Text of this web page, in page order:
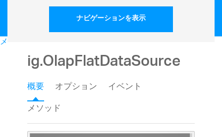
メニュー
マイ アカウント
開発
UX
BIツール
サービス
リソース
ご購入
ナビゲーションを表示
ig.OlapFlatDataSource
概要 オプション
イベント
メソッド